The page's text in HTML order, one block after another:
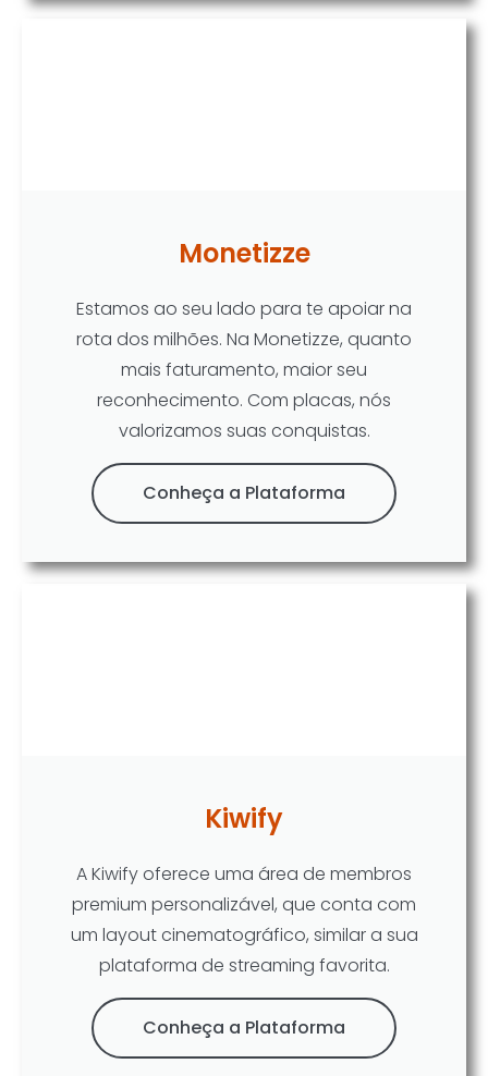
Monetizze
Estamos ao seu lado para te apoiar na
rota dos milhões. Na Monetizze, quanto
mais faturamento, maior seu
reconhecimento. Com placas, nós
valorizamos suas conquistas.
Conheça a Plataforma
Kiwify
A Kiwify oferece uma área de membros
premium personalizável, que conta com
um layout cinematográfico, similar a sua
plataforma de streaming favorita.
Conheça a Plataforma